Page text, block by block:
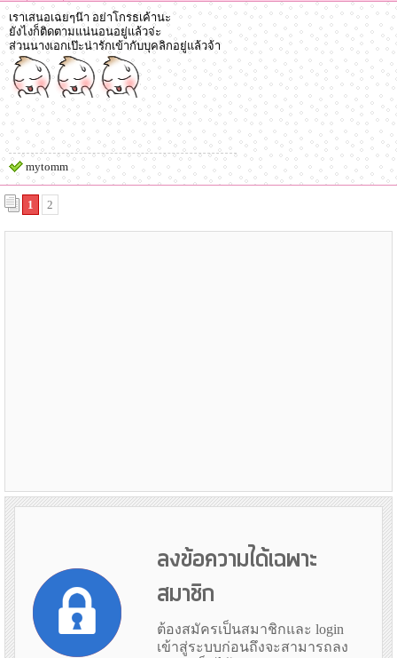
เราเสนอเฉยๆน๊า อย่าโกรธเค้านะ
ยังไงก็ติดตามแน่นอนอยู่แล้วจ่ะ
ส่วนนางเอกเป๊ะน่ารักเข้ากับบุคลิกอยู่แล้วจ้า
mytomm
1 2
ลงข้อความได้เฉพาะ
สมาชิก
ต้องสมัครเป็นสมาชิกและ login
เข้าสู่ระบบก่อนถึงจะสามารถลง